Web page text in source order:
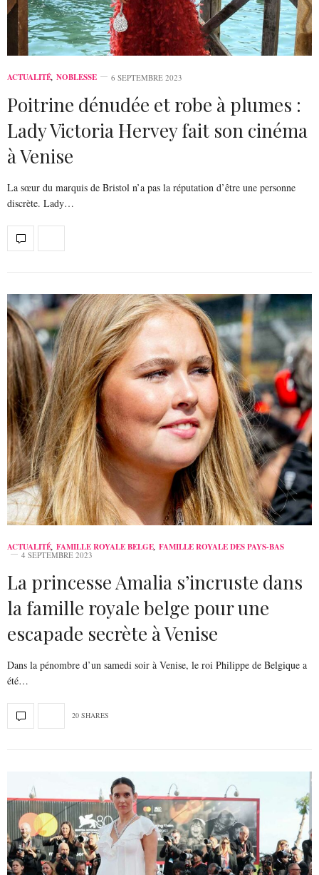
ACTUALITÉ, NOBLESSE 6 SEPTEMBRE 2023
Poitrine dénudée et robe à plumes :
Lady Victoria Hervey fait son cinéma
à Venise
La sœur du marquis de Bristol n’a pas la réputation d’être une personne
discrète. Lady…
ACTUALITÉ, FAMILLE ROYALE BELGE, FAMILLE ROYALE DES PAYS-BAS
4 SEPTEMBRE 2023
La princesse Amalia s’incruste dans
la famille royale belge pour une
escapade secrète à Venise
Dans la pénombre d’un samedi soir à Venise, le roi Philippe de Belgique a
été…
20 SHARES